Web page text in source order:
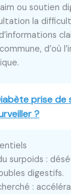
ou soutien
la
d’où
prise de
?
surpoids :
digestifs.
: